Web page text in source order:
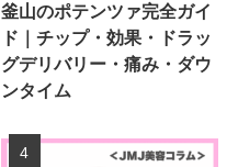
釜山のポテンツァ完全ガイ
ド｜チップ・効果・ドラッ
グデリバリー・痛み・ダウ
ンタイム